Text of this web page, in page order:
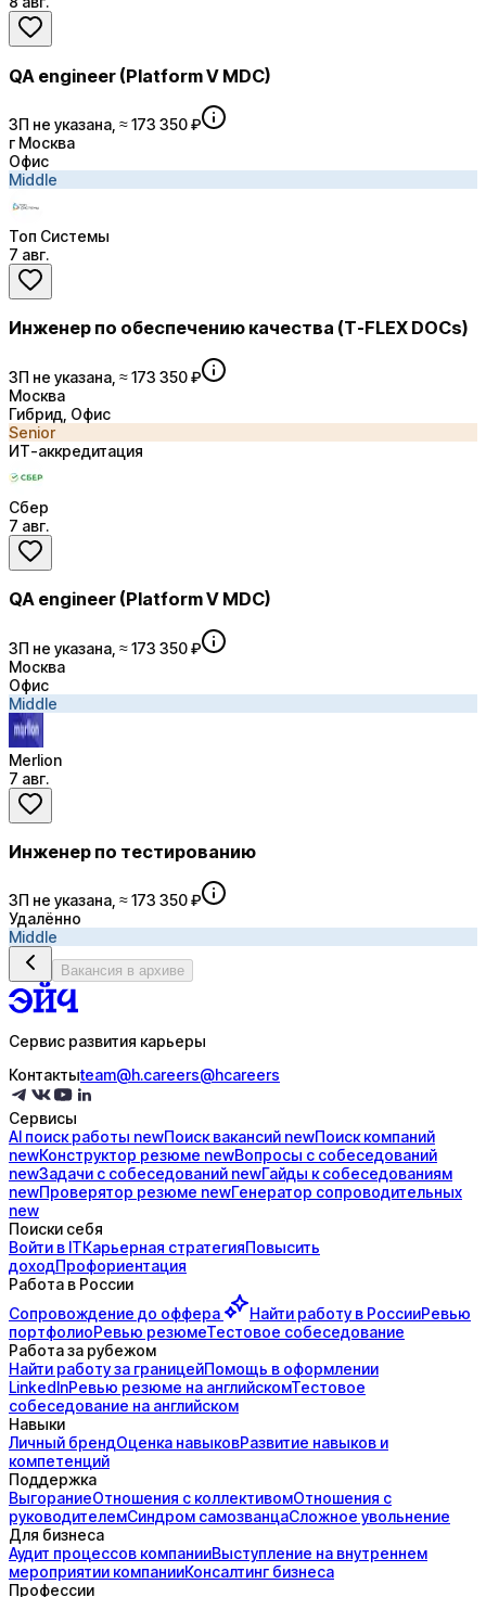
QA engineer (Platform V MDC)
ЗП не указана, ≈ 173 350 ₽
г Москва
Офис
Middle
Топ Системы
7 авг.
Инженер по обеспечению качества (T-FLEX DOCs)
ЗП не указана, ≈ 173 350 ₽
Москва
Гибрид, Офис
Senior
ИТ-аккредитация
Сбер
7 авг.
QA engineer (Platform V MDC)
ЗП не указана, ≈ 173 350 ₽
Москва
Офис
Middle
Merlion
7 авг.
Инженер по тестированию
ЗП не указана, ≈ 173 350 ₽
Удалённо
Middle
Вакансия в архиве
Сервис развития карьеры
Контактыteam@h.careers@hcareers
Сервисы
AI поискработы newПоисквакансий newПоисккомпаний
newКонструктор резюме newВопросы с собеседований
newЗадачи с собеседований newГайды ксобеседованиям
newПроверятор резюме newГенератор сопроводительных
new
Поиски себя
Войти в ITКарьерная стратегияПовысить
доходПрофориентация
Работа в России
Сопровождение до оффера Найти работу в РоссииРевью
портфолиоРевью резюмеТестовое собеседование
Работа за рубежом
Найти работу за границейПомощь в оформлении
LinkedInРевью резюме на английскомТестовое
собеседование на английском
Навыки
Личный брендОценка навыковРазвитие навыков и
компетенций
Поддержка
ВыгораниеОтношения с коллективомОтношения с
руководителемСиндром самозванцаСложное увольнение
Для бизнеса
Аудит процессов компанииВыступление на внутреннем
мероприятии компанииКонсалтинг бизнеса
Профессии